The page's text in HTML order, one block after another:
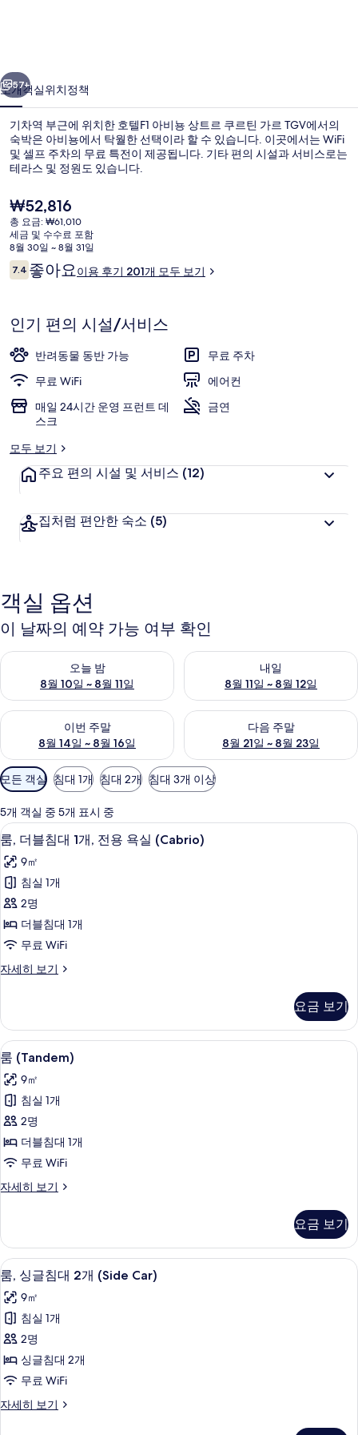
트
르
쿠
르
가
르
TGV
의
진
갤
러
리
57+
소개객실위치정책
기차역 부근에 위치한 호텔F1 아비뇽 상트르 쿠르틴 가르 TGV에서의
숙박은 아비뇽에서 탁월한 선택이라 할 수 있습니다. 이곳에서는 WiFi
및 셀프 주차의 무료 특전이 제공됩니다. 기타 편의 시설과 서비스로는
테라스 및 정원도 있습니다.
현
재
가
격
은
₩52,816
₩52,816
총 요금: ₩61,010
세금 및 수수료 포함
8월 30일 ~ 8월 31일
이
용
기
7.410점 만점 중 7.4점.
좋아요이용 후기 201개 모두 보기
인기 편의 시설/서비스
반려동물 동반 가능
무료 주차
무료 WiFi
에어컨
매일 24시간 운영 프런트 데
스크
금연
모두 보기
주요 편의 시설 및 서비스 (12)
집처럼 편안한 숙소 (5)
객실 옵션
이 날짜의 예약 가능 여부 확인
오늘 밤
8월 10일 ~ 8월 11일
오늘 밤 예약 가능 여부 확인, 8월 10일 ~ 8월 11일
내일
8월 11일 ~ 8월 12일
내일 예약 가능 여부 확인, 8월
이번 주말
8월 14일 ~ 8월 16일
이번 주말 예약 가능 여부 확인, 8월 14일 ~ 8월 16일
다음 주말
8월 21일 ~ 8월 23일
다음 주말 예약 가능 여부 확인
객
실
에
사
용
가
능
한
터
모든 객실 침대 1개 침대 2개 침대 3개 이상
5개 객실 중 5개 표시 중
룸,
더
블
침
대
1
개,
전
욕
실
(Cabrio)
사
진
모
두
보
기
룸, 더블침대 1개, 전용 욕실 (Cabrio) |
10
룸, 더블침대 1개, 전용 욕실 (Cabrio)
9㎡
침실 1개
2명
더블침대 1개
무료 WiFi
자세히 보기
룸,
대
개,
전
용
욕
실
(Cabrio)
자
세
히
보
요금 보기
룸
(Tandem)
사
진
모
두
보
기
룸 (Tandem) | 책상, 무료 WiFi, 침대 시
8
룸 (Tandem)
9㎡
침실 1개
2명
더블침대 1개
무료 WiFi
자세히 보기
룸
히
보
기
요금 보기
룸,
싱
글
침
대
2
개
(Side
룸, 싱글침대 2개 (Side Car) | 책상, 무
7
룸, 싱글침대 2개 (Side Car)
9㎡
침실 1개
2명
싱글침대 2개
무료 WiFi
자세히 보기
룸,